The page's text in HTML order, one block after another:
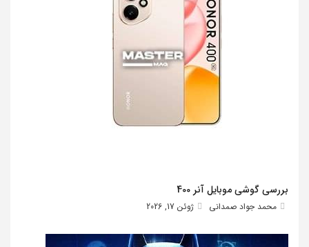
بررسی گوشی موبایل آنر 400
محمد جواد صمدانی ژوئن 17, 2026